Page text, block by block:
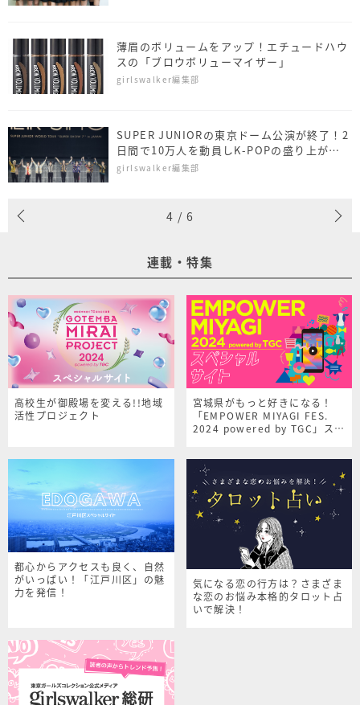
薄眉のボリュームをアップ！エチュードハウ
スの「ブロウボリューマイザー」
girlswalker編集部
SUPER JUNIORの東京ドーム公演が終了！2
日間で10万人を動員しK-POPの盛り上がり
を証明
girlswalker編集部
4 / 6
連載・特集
高校生が御殿場を変える!!地域
活性プロジェクト
宮城県がもっと好きになる！
「EMPOWER MIYAGI FES.
2024 powered by TGC」スペ
都心からアクセスも良く、自然
がいっぱい！「江戸川区」の魅
力を発信！
気になる恋の行方は？さまざま
な恋のお悩み本格的タロット占
いで解決！